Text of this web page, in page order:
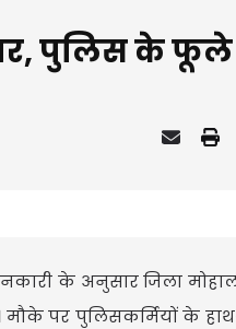
पुलिस के
के अनुसार जिला
मौके पर पुलिसकर्मियों के